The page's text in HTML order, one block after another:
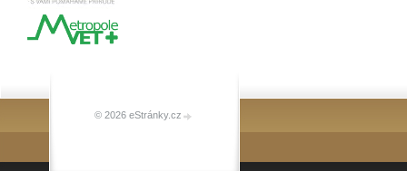
© 2026 eStránky.cz